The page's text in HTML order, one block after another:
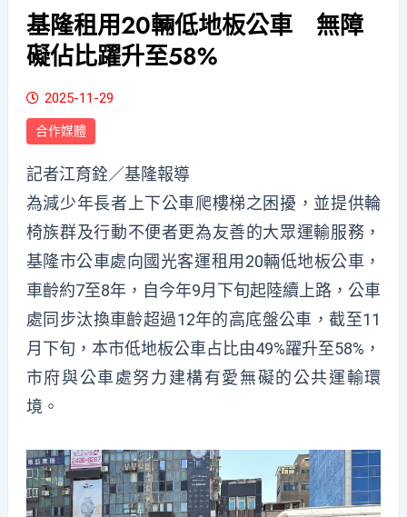
基隆租用20輛低地板公車 無障
礙佔比躍升至58%
2025-11-29
合作媒體
記者江育銓／基隆報導
為減少年長者上下公車爬樓梯之困擾，並提供輪
椅族群及行動不便者更為友善的大眾運輸服務，
基隆市公車處向國光客運租用20輛低地板公車，
車齡約7至8年，自今年9月下旬起陸續上路，公車
處同步汰換車齡超過12年的高底盤公車，截至11
月下旬，本市低地板公車占比由49%躍升至58%，
市府與公車處努力建構有愛無礙的公共運輸環
境。